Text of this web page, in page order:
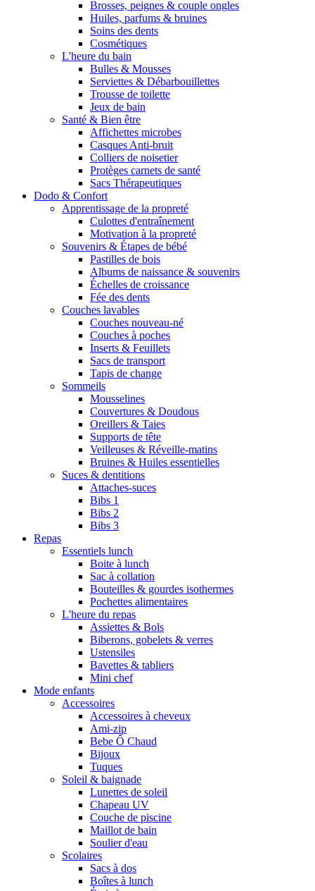
Brosses, peignes & couple ongles
Huiles, parfums & bruines
Soins des dents
Cosmétiques
L'heure du bain
Bulles & Mousses
Serviettes & Débarbouillettes
Trousse de toilette
Jeux de bain
Santé & Bien être
Affichettes microbes
Casques Anti-bruit
Colliers de noisetier
Protèges carnets de santé
Sacs Thérapeutiques
Dodo & Confort
Apprentissage de la propreté
Culottes d'entraînement
Motivation à la propreté
Souvenirs & Étapes de bébé
Pastilles de bois
Albums de naissance & souvenirs
Échelles de croissance
Fée des dents
Couches lavables
Couches nouveau-né
Couches à poches
Inserts & Feuillets
Sacs de transport
Tapis de change
Sommeils
Mousselines
Couvertures & Doudous
Oreillers & Taies
Supports de tête
Veilleuses & Réveille-matins
Bruines & Huiles essentielles
Suces & dentitions
Attaches-suces
Bibs 1
Bibs 2
Bibs 3
Repas
Essentiels lunch
Boite à lunch
Sac à collation
Bouteilles & gourdes isothermes
Pochettes alimentaires
L'heure du repas
Assiettes & Bols
Biberons, gobelets & verres
Ustensiles
Bavettes & tabliers
Mini chef
Mode enfants
Accessoires
Accessoires à cheveux
Ami-zip
Bebe Ô Chaud
Bijoux
Tuques
Soleil & baignade
Lunettes de soleil
Chapeau UV
Couche de piscine
Maillot de bain
Soulier d'eau
Scolaires
Sacs à dos
Boîtes à lunch